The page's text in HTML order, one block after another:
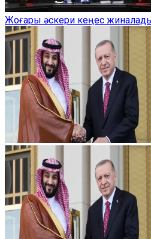
Жоғары әскери кеңес